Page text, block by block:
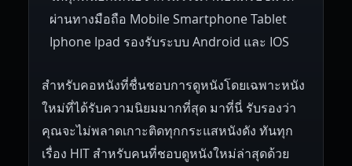
ผ่านทางมือถือ Mobile Smartphone Tablet
Iphone Ipad รองรับระบบ Android และ IOS
สำหรับคอหนังที่ชื่นชอบการดูหนังโดยเฉพาะหนัง
ใหม่ที่ได้รับความนิยมมากที่สุด มาที่นี่ รับรองว่า
คุณจะไม่พลาดเกาะติดทุกกระแสหนังดัง ทันทุก
เรื่อง HIT สำหรับคนที่ชอบดูหนังใหม่ล่าสุดด้วย